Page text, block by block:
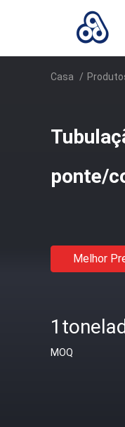
Casa /
ponte/
Melhor
MOQ